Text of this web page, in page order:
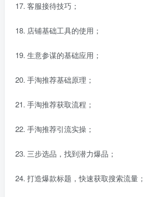
客服接待技巧；
店铺基础工具的使用；
生意参谋的基础应用；
手淘推荐基础原理；
手淘推荐获取流程；
手淘推荐引流实操；
三步选品，找到潜力爆品；
打造爆款标题，快速获取搜索流量；